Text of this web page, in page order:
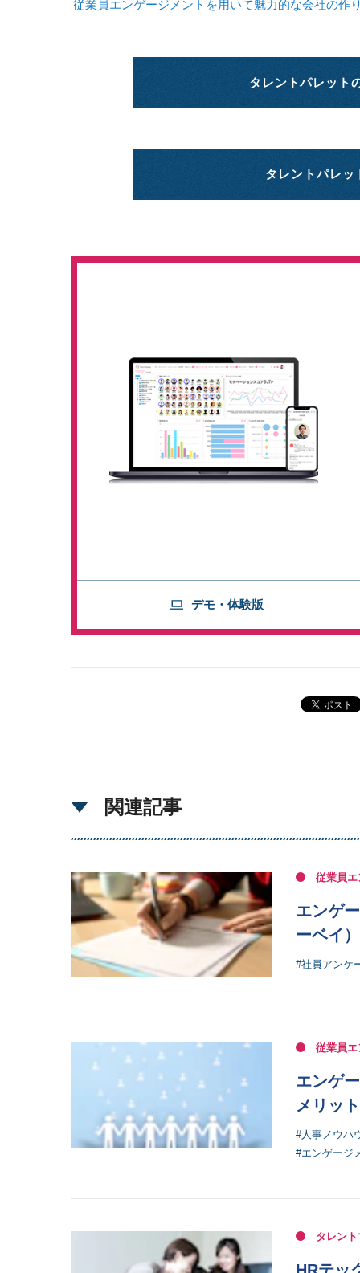
従業員エンゲージメントを用いて魅力的な会社の作
タレントパレット
タレントパレッ
デモ・体験版
関連記事
従業員
エンゲ
ーベイ
#社員アンケ
従業員
エンゲ
メリッ
#人事ノウハ
#エンゲージ
タレン